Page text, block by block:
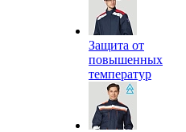
Защита от
повышенных
температур